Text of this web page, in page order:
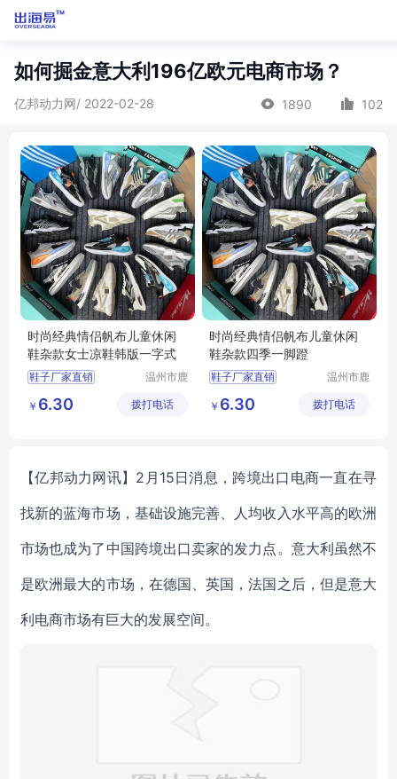
如何掘金意大利196亿欧元电商市场？
亿邦动力网/ 2022-02-28 1890 102
时尚经典情侣帆布儿童休闲
鞋杂款女士凉鞋韩版一字式
鞋子厂家直销
地摊鞋子批发
温州市鹿
步鞋行
￥ 6.30 拨打电话
时尚经典情侣帆布儿童休闲
鞋杂款四季一脚蹬
鞋子厂家直销
地摊鞋子批发
温州市鹿
步鞋行
￥ 6.30 拨打电话
【亿邦动力网讯】2月15日消息，跨境出口电商一直在寻
找新的蓝海市场，基础设施完善、人均收入水平高的欧洲
市场也成为了中国跨境出口卖家的发力点。意大利虽然不
是欧洲最大的市场，在德国、英国，法国之后，但是意大
利电商市场有巨大的发展空间。